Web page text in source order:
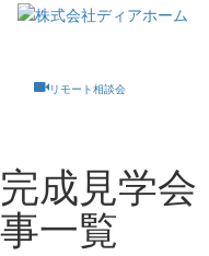
リモート相談会
完成見学会
事一覧